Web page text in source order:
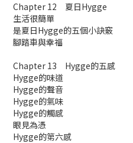
Chapter 12 夏日Hygge
生活很簡單
是夏日Hygge的五個小訣竅
腳踏車與幸福
Chapter 13 Hygge的五感
Hygge的味道
Hygge的聲音
Hygge的氣味
Hygge的觸感
眼見為憑
Hygge的第六感